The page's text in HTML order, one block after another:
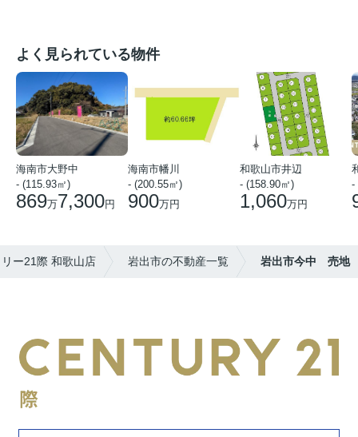
よく見られている物件
海南市大野中
- (115.93㎡)
869万7,300円
海南市幡川
- (200.55㎡)
900万円
和歌山市井辺
- (158.90㎡)
1,060万円
-
ー21際 和歌山店 岩出市の不動産一覧 岩出市今中 売地